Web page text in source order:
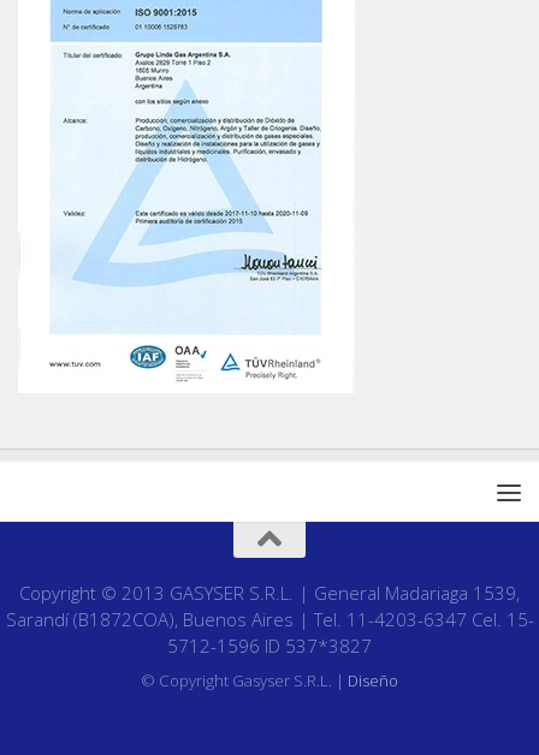
Copyright © 2013 GASYSER S.R.L. | General Madariaga 1539,
Sarandí (B1872COA), Buenos Aires | Tel. 11-4203-6347 Cel. 15-
5712-1596 ID 537*3827
© Copyright Gasyser S.R.L. | Diseño